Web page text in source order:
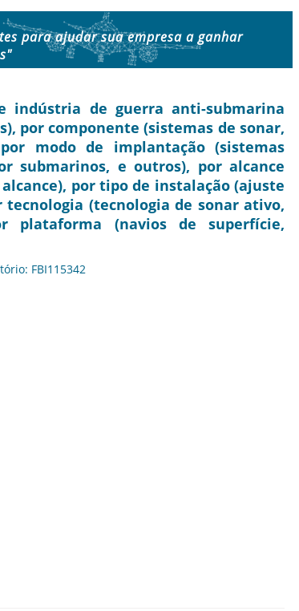
para ajudar sua empresa a ganhar
indústria de guerra anti-submarina
por componente (sistemas de sonar,
modo de implantação (sistemas
submarinos, e outros), por alcance
por tipo de instalação (ajuste
(tecnologia de sonar ativo,
plataforma (navios de superfície,
FBI115342